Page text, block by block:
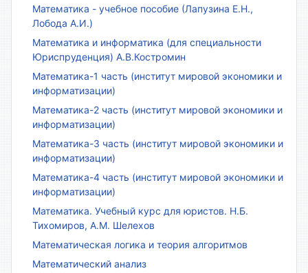
Математика - учебное пособие (Лапузина Е.Н.,
Лобода А.И.)
Математика и информатика (для специальности
Юриспруденция) А.В.Костромин
Математика-1 часть (институт мировой экономики и
информатизации)
Математика-2 часть (институт мировой экономики и
информатизации)
Математика-3 часть (институт мировой экономики и
информатизации)
Математика-4 часть (институт мировой экономики и
информатизации)
Математика. Учебный курс для юристов. Н.Б.
Тихомиров, А.М. Шелехов
Математическая логика и теория алгоритмов
Математический анализ